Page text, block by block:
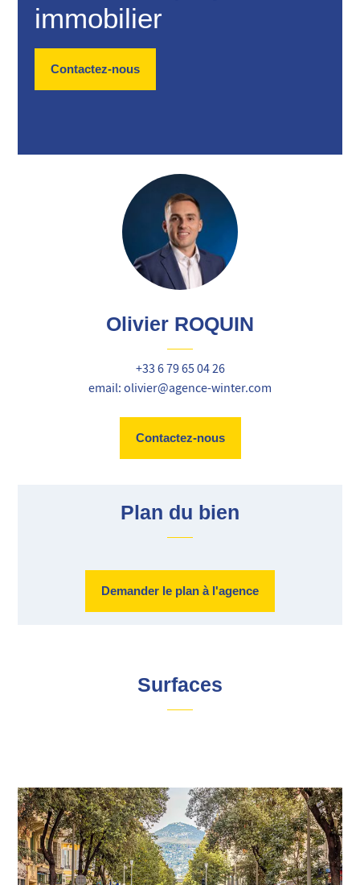
immobilier
Contactez-nous
Olivier ROQUIN
+33 6 79 65 04 26
email: olivier@agence-winter.com
Contactez-nous
Plan du bien
Demander le plan à l'agence
Surfaces